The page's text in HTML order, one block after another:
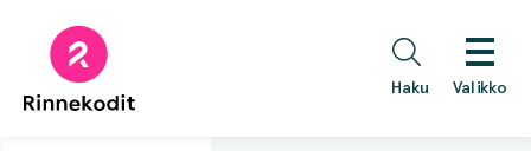
sisältöön
Haku Valikko